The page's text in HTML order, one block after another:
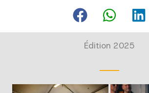
Édition 2025